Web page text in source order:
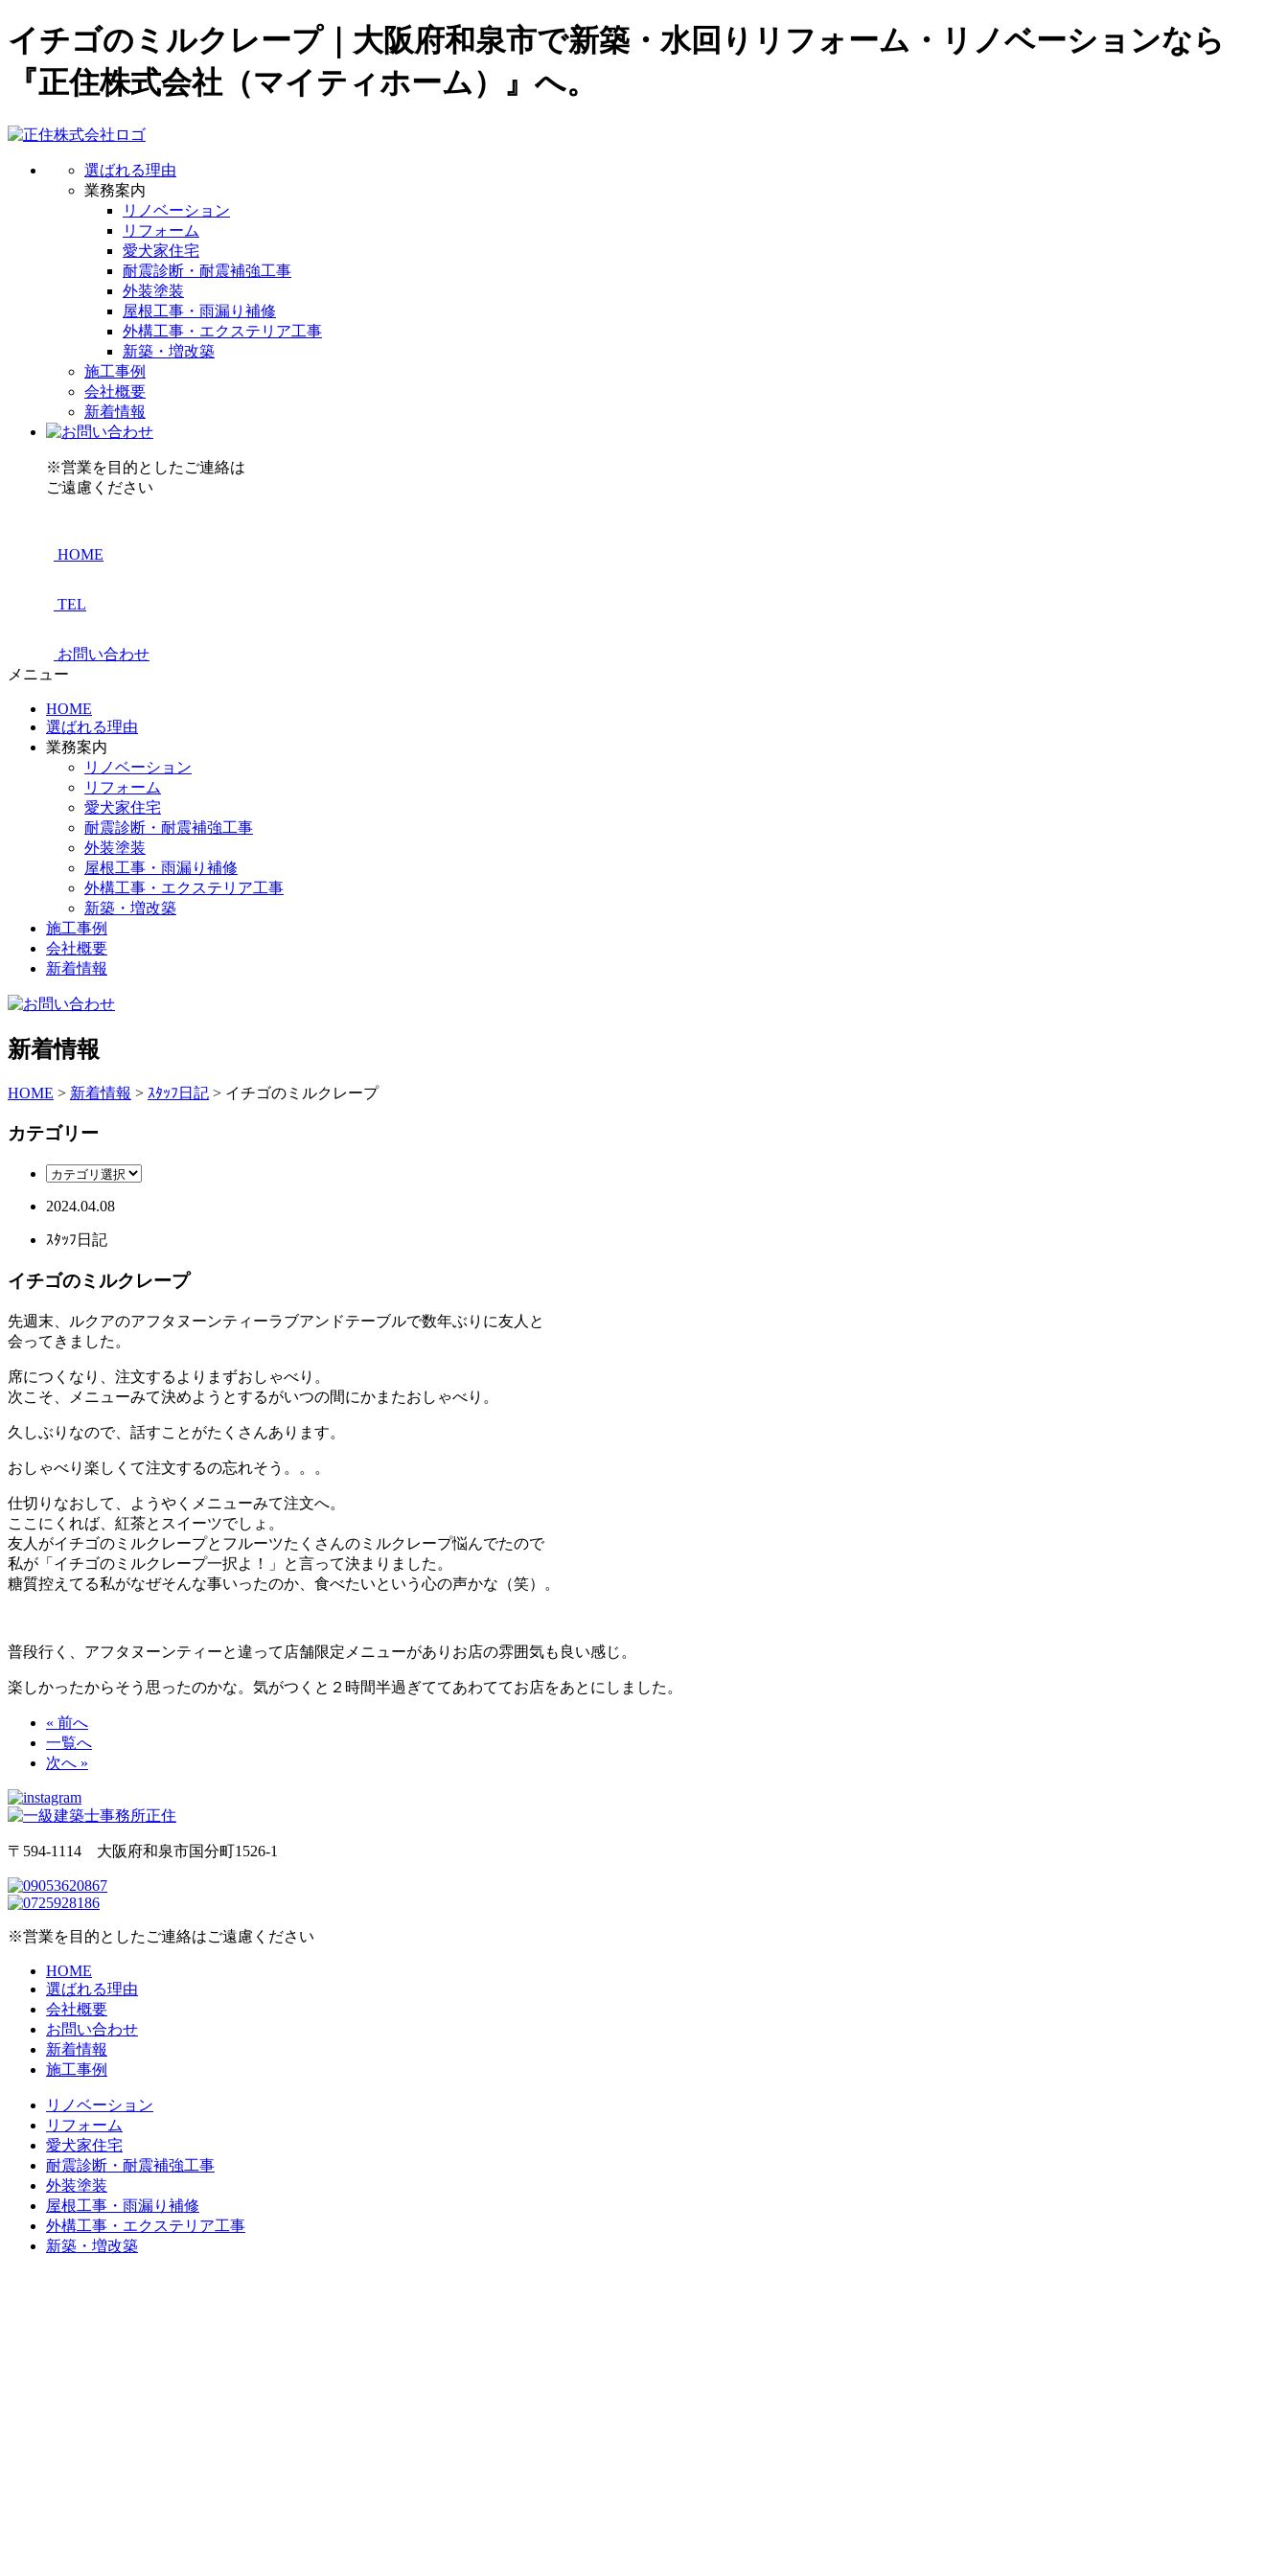
イチゴのミルクレープ｜大阪府和泉市で新築・水回りリフォーム・リノベーションなら
『正住株式会社（マイティホーム）』へ。
選ばれる理由
業務案内
リノベーション
リフォーム
愛犬家住宅
耐震診断・耐震補強工事
外装塗装
屋根工事・雨漏り補修
外構工事・エクステリア工事
新築・増改築
施工事例
会社概要
新着情報
※営業を目的としたご連絡は
ご遠慮ください
HOME
TEL
お問い合わせ
メニュー
HOME
選ばれる理由
業務案内
リノベーション
リフォーム
愛犬家住宅
耐震診断・耐震補強工事
外装塗装
屋根工事・雨漏り補修
外構工事・エクステリア工事
新築・増改築
施工事例
会社概要
新着情報
新着情報
HOME > 新着情報 > ｽﾀｯﾌ日記 > イチゴのミルクレープ
カテゴリー
2024.04.08
ｽﾀｯﾌ日記
イチゴのミルクレープ
先週末、ルクアのアフタヌーンティーラブアンドテーブルで数年ぶりに友人と
会ってきました。
席につくなり、注文するよりまずおしゃべり。
次こそ、メニューみて決めようとするがいつの間にかまたおしゃべり。
久しぶりなので、話すことがたくさんあります。
おしゃべり楽しくて注文するの忘れそう。。。
仕切りなおして、ようやくメニューみて注文へ。
ここにくれば、紅茶とスイーツでしょ。
友人がイチゴのミルクレープとフルーツたくさんのミルクレープ悩んでたので
私が「イチゴのミルクレープ一択よ！」と言って決まりました。
糖質控えてる私がなぜそんな事いったのか、食べたいという心の声かな（笑）。
普段行く、アフタヌーンティーと違って店舗限定メニューがありお店の雰囲気も良い感じ。
楽しかったからそう思ったのかな。気がつくと２時間半過ぎててあわててお店をあとにしました。
« 前へ
一覧へ
次へ »
〒594-1114 大阪府和泉市国分町1526-1
※営業を目的としたご連絡はご遠慮ください
HOME
選ばれる理由
会社概要
お問い合わせ
新着情報
施工事例
リノベーション
リフォーム
愛犬家住宅
耐震診断・耐震補強工事
外装塗装
屋根工事・雨漏り補修
外構工事・エクステリア工事
新築・増改築